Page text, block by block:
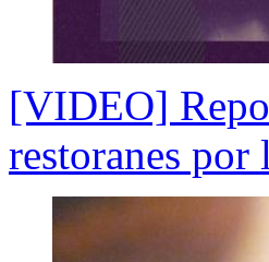
[VIDEO]
restoranes